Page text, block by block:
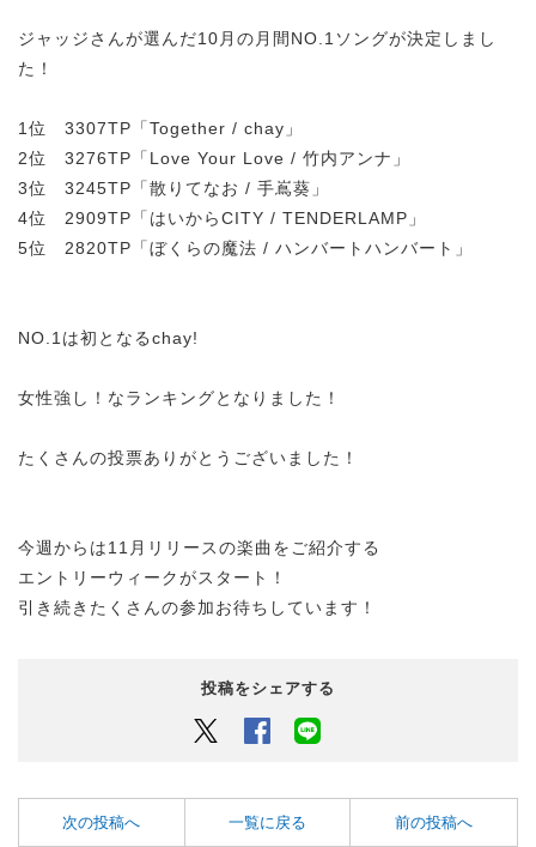
ジャッジさんが選んだ10月の月間NO.1ソングが決定しまし
た！
1位 3307TP「Together / chay」
2位 3276TP「Love Your Love / 竹内アンナ」
3位 3245TP「散りてなお / 手嶌葵」
4位 2909TP「はいからCITY / TENDERLAMP」
5位 2820TP「ぼくらの魔法 / ハンバートハンバート」
NO.1は初となるchay!
女性強し！なランキングとなりました！
たくさんの投票ありがとうございました！
今週からは11月リリースの楽曲をご紹介する
エントリーウィークがスタート！
引き続きたくさんの参加お待ちしています！
投稿をシェアする
Twitter Facebook
次の投稿へ 一覧に戻る 前の投稿へ